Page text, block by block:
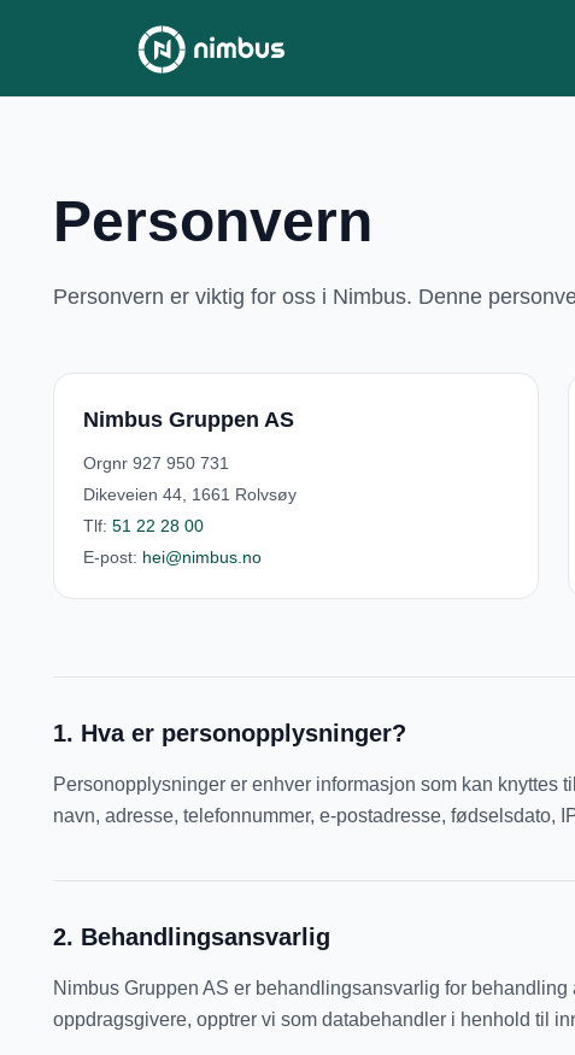
Personvern
Personvern er viktig for oss i Nimbus. Denne
Nimbus Gruppen AS
Orgnr 927 950 731
Dikeveien 44, 1661 Rolvsøy
Tlf: 51 22 28 00
E-post: hei@nimbus.no
1. Hva er personopplysninger?
Personopplysninger er enhver informasjon som kan knyttes
navn, adresse, telefonnummer, e-postadresse, fødselsdato,
2. Behandlingsansvarlig
Nimbus Gruppen AS er behandlingsansvarlig for
oppdragsgivere, opptrer vi som databehandler i henhold til